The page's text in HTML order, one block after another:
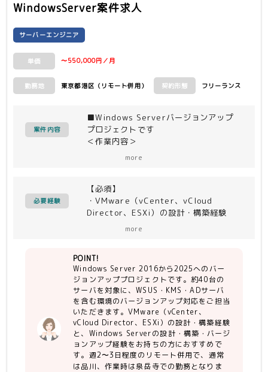
WindowsServer案件求人
サーバーエンジニア
単価 〜550,000円／月
勤務地 東京都港区（リモート併用） 契約形態 フリーランス
案件内容
■Windows Serverバージョンアップ
プロジェクトです
＜作業内容＞
・WSUS、KMS、ADサーバを含む環境
のバージョンアップ対応
more
必要経験
【必須】
・VMware（vCenter、vCloud
Director、ESXi）の設計・構築経験
【尚可】
・勤怠が良い方
・コミュニケーション能力（進捗報告、
問題発生時のエスカレーション）
・Windows OSのバージョンアップ、
移行設計経験
・ADサーバのOSバージョンアップ経験
・基本的なシステム・ネットワークの知
識（基本情報技術者レベル）
more
POINT!
Windows Server 2016から2025へのバー
ジョンアッププロジェクトです。約40台の
サーバを対象に、WSUS・KMS・ADサーバ
を含む環境のバージョンアップ対応をご担当
いただきます。VMware（vCenter、
vCloud Director、ESXi）の設計・構築経験
と、Windows Serverの設計・構築・バージ
ョンアップ経験をお持ちの方におすすめで
す。週2〜3日程度のリモート併用で、通常
は品川、作業時は泉岳寺での勤務となりま